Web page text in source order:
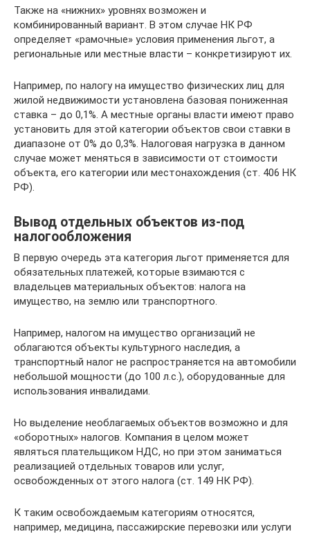
Также на «нижних» уровнях возможен и
комбинированный вариант. В этом случае НК РФ
определяет «рамочные» условия применения льгот, а
региональные или местные власти – конкретизируют их.
Например, по налогу на имущество физических лиц для
жилой недвижимости установлена базовая пониженная
ставка – до 0,1%. А местные органы власти имеют право
установить для этой категории объектов свои ставки в
диапазоне от 0% до 0,3%. Налоговая нагрузка в данном
случае может меняться в зависимости от стоимости
объекта, его категории или местонахождения (ст. 406 НК
РФ).
Вывод отдельных объектов из-под
налогообложения
В первую очередь эта категория льгот применяется для
обязательных платежей, которые взимаются с
владельцев материальных объектов: налога на
имущество, на землю или транспортного.
Например, налогом на имущество организаций не
облагаются объекты культурного наследия, а
транспортный налог не распространяется на автомобили
небольшой мощности (до 100 л.с.), оборудованные для
использования инвалидами.
Но выделение необлагаемых объектов возможно и для
«оборотных» налогов. Компания в целом может
являться плательщиком НДС, но при этом заниматься
реализацией отдельных товаров или услуг,
освобожденных от этого налога (ст. 149 НК РФ).
К таким освобождаемым категориям относятся,
например, медицина, пассажирские перевозки или услуги